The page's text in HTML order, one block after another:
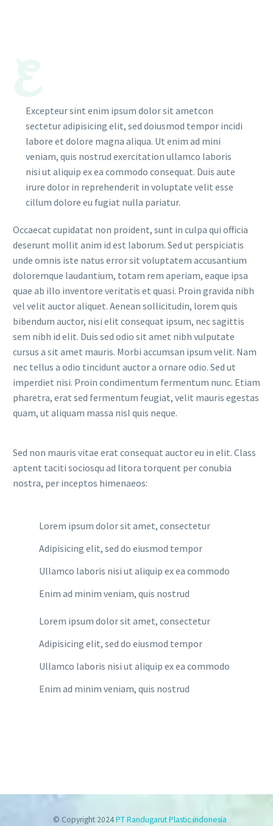
Excepteur sint enim ipsum dolor sit ametcon
sectetur adipisicing elit, sed doiusmod tempor incidi
labore et dolore magna aliqua. Ut enim ad mini
veniam, quis nostrud exercitation ullamco laboris
nisi ut aliquip ex ea commodo consequat. Duis aute
irure dolor in reprehenderit in voluptate velit esse
cillum dolore eu fugiat nulla pariatur.
Occaecat cupidatat non proident, sunt in culpa qui officia
deserunt mollit anim id est laborum. Sed ut perspiciatis
unde omnis iste natus error sit voluptatem accusantium
doloremque laudantium, totam rem aperiam, eaque ipsa
quae ab illo inventore veritatis et quasi. Proin gravida nibh
vel velit auctor aliquet. Aenean sollicitudin, lorem quis
bibendum auctor, nisi elit consequat ipsum, nec sagittis
sem nibh id elit. Duis sed odio sit amet nibh vulputate
cursus a sit amet mauris. Morbi accumsan ipsum velit. Nam
nec tellus a odio tincidunt auctor a ornare odio. Sed ut
imperdiet nisi. Proin condimentum fermentum nunc. Etiam
pharetra, erat sed fermentum feugiat, velit mauris egestas
quam, ut aliquam massa nisl quis neque.
Sed non mauris vitae erat consequat auctor eu in elit. Class
aptent taciti sociosqu ad litora torquent per conubia
nostra, per inceptos himenaeos:
Lorem ipsum dolor sit amet, consectetur
Adipisicing elit, sed do eiusmod tempor
Ullamco laboris nisi ut aliquip ex ea commodo
Enim ad minim veniam, quis nostrud
Lorem ipsum dolor sit amet, consectetur
Adipisicing elit, sed do eiusmod tempor
Ullamco laboris nisi ut aliquip ex ea commodo
Enim ad minim veniam, quis nostrud
© Copyright 2024PT Randugarut Plastic indonesia